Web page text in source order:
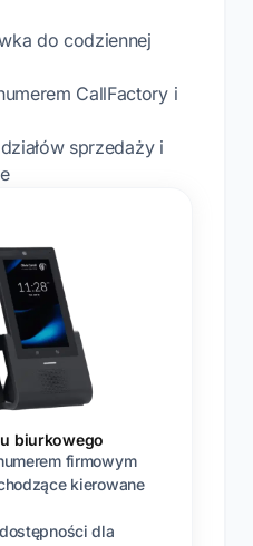
do codziennej
CallFactory i
sprzedaży i
biurkowego
firmowym
kierowane
dla